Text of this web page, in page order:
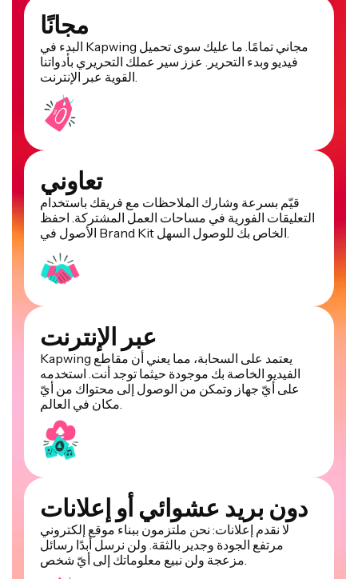
مجانًا
البدء في Kapwing مجاني تمامًا. ما عليك سوى تحميل
فيديو وبدء التحرير. عزز سير عملك التحريري بأدواتنا
تعاوني
قيّم بسرعة وشارك الملاحظات مع فريقك باستخدام
التعليقات الفورية في مساحات العمل المشتركة. احفظ
عبر الإنترنت
Kapwing يعتمد على السحابة، مما يعني أن مقاطع
الفيديو الخاصة بك موجودة حيثما توجد أنت. استخدمه
على أيّ جهاز وتمكن من الوصول إلى محتواك من أيّ
دون بريد عشوائي أو إعلانات
لا نقدم إعلانات: نحن ملتزمون ببناء موقع إلكتروني
مرتفع الجودة وجدير بالثقة. ولن نرسل أبدًا رسائل